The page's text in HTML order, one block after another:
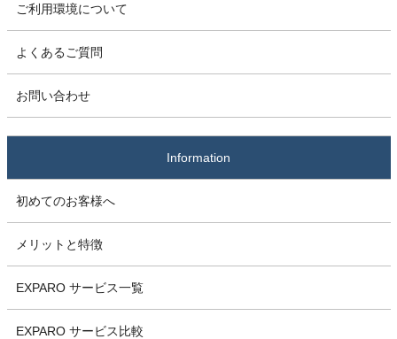
ご利用環境について
よくあるご質問
お問い合わせ
Information
初めてのお客様へ
メリットと特徴
EXPARO サービス一覧
EXPARO サービス比較